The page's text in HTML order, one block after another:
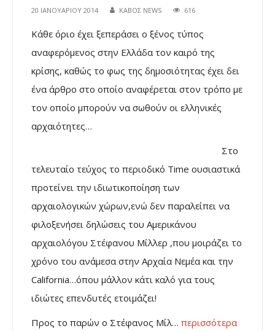
20 ΙΑΝΟΥΑΡΊΟΥ 2014 ΚΑΒΟΣ NEWS 616
Κάθε όριο έχει ξεπεράσει ο ξένος τύπος
αναφερόμενος στην Ελλάδα τον καιρό της
κρίσης, καθώς το φως της δημοσιότητας έχει δει
ένα άρθρο στο οποίο αναφέρεται στον τρόπο με
τον οποίο μπορούν να σωθούν οι ελληνικές
αρχαιότητες…
Στο
τελευταίο τεύχος το περιοδικό Time ουσιαστικά
προτείνει την ιδιωτικοποίηση των
αρχαιολογικών χώρων,ενώ δεν παραλείπει να
φιλοξενήσει δηλώσεις του Αμερικάνου
αρχαιολόγου Στέφανου Μίλλερ ,που μοιράζει το
χρόνο του ανάμεσα στην Αρχαία Νεμέα και την
California…όπου μάλλον κάτι καλό για τους
ιδιώτες επενδυτές ετοιμάζει!
Προς το παρών ο Στέφανος Μίλ… περισσότερα